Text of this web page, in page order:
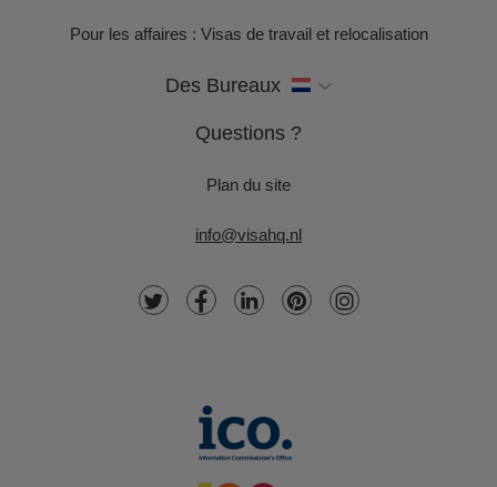
Pour les affaires : Visas de travail et relocalisation
Des Bureaux
Questions ?
Plan du site
info@visahq.nl